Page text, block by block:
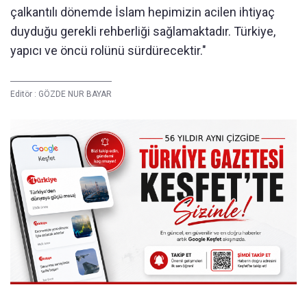
çalkantılı dönemde İslam hepimizin acilen ihtiyaç
duyduğu gerekli rehberliği sağlamaktadır. Türkiye,
yapıcı ve öncü rolünü sürdürecektir."
Editör : GÖZDE NUR BAYAR